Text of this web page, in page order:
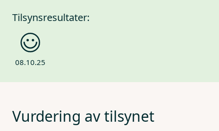
Tilsynsresultater:
08.10.25
Vurdering av tilsynet